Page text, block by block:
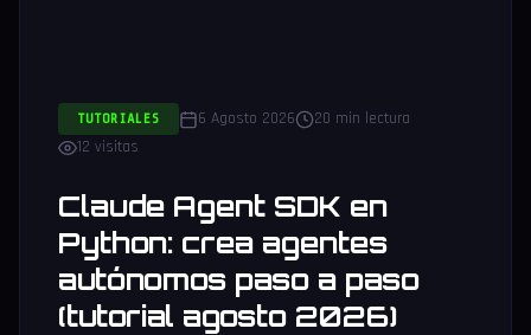
TUTORIALES 6 Agosto 2026
20 min lectura
12 visitas
Claude Agent SDK en
Python: crea agentes
autónomos paso a paso
(tutorial agosto 2026)